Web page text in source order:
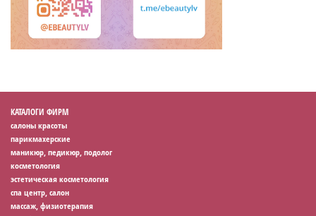
КАТАЛОГИ ФИРМ
салоны красоты
парикмахерские
маникюр, педикюр, подолог
косметология
эстетическая косметология
спа центр, салон
массаж, физиотерапия